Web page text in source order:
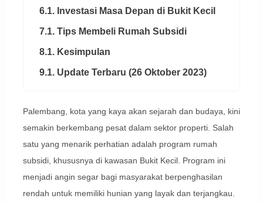
6.1. Investasi Masa Depan di Bukit Kecil
7.1. Tips Membeli Rumah Subsidi
8.1. Kesimpulan
9.1. Update Terbaru (26 Oktober 2023)
Palembang, kota yang kaya akan sejarah dan budaya, kini
semakin berkembang pesat dalam sektor properti. Salah
satu yang menarik perhatian adalah program rumah
subsidi, khususnya di kawasan Bukit Kecil. Program ini
menjadi angin segar bagi masyarakat berpenghasilan
rendah untuk memiliki hunian yang layak dan terjangkau.